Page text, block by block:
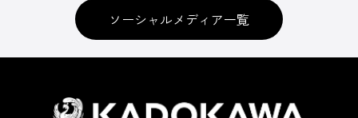
ソーシャルメディア一覧